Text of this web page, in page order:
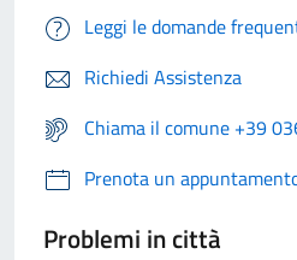
Leggi le domande
Richiedi Assistenza
Chiama il comune +39
Prenota un
Problemi in città